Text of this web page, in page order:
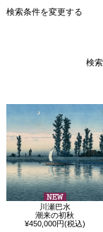
検索条件を変更する
検
川瀬巴水
潮来の初秋
¥450,000円(税込)